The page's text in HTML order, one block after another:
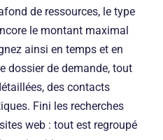
de ressources, le type
le montant maximal
ainsi en temps et en
dossier de demande, tout
des contacts
Fini les recherches
web : tout est regroupé